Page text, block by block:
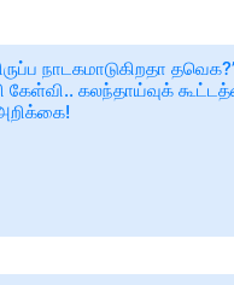
நாடகமாடுகிறதா
கேள்வி.. கலந்தாய்வுக்